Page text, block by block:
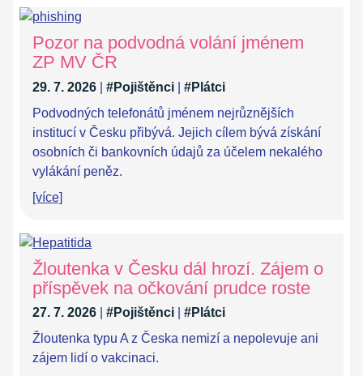
Pozor na podvodná volání jménem
ZP MV ČR
29. 7. 2026 #Pojištěnci
#Plátci
Podvodných telefonátů jménem nejrůznějších
institucí v Česku přibývá. Jejich cílem bývá získání
osobních či bankovních údajů za účelem nekalého
vylákání peněz.
[více]
Žloutenka v Česku dál hrozí. Zájem o
příspěvek na očkování prudce roste
27. 7. 2026 #Pojištěnci
#Plátci
Žloutenka typu A z Česka nemizí a nepolevuje ani
zájem lidí o vakcinaci.